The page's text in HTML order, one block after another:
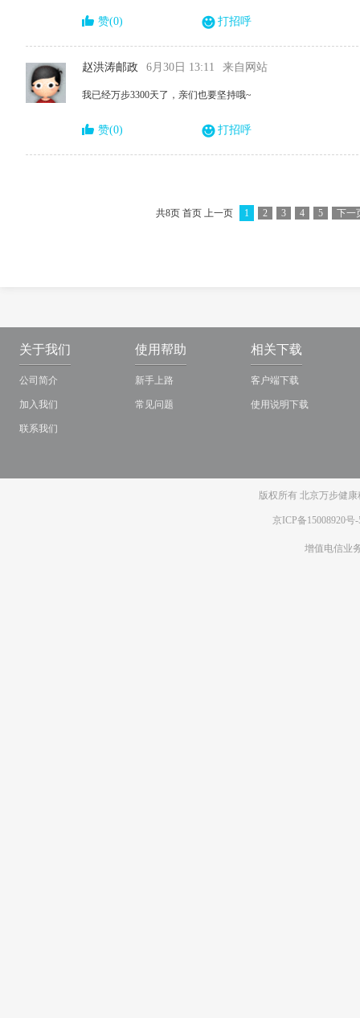
赞(0) 打招呼
赵洪涛邮政 6月30日 13:11 来自网站
我已经万步3300天了，亲们也要坚持哦~
赞(0) 打招呼
共8页 首页 上一页 1 2 3 4 5 下一
关于我们
公司简介
加入我们
联系我们
使用帮助
新手上路
常见问题
相关下载
客户端下载
使用说明下载
版权所有 北京万步健
京ICP备15008920号-
增值电信业